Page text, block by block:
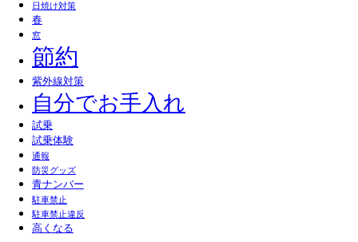
日焼け対策
春
窓
節約
紫外線対策
自分でお手入れ
試乗
試乗体験
通報
防災グッズ
青ナンバー
駐車禁止
駐車禁止違反
高くなる